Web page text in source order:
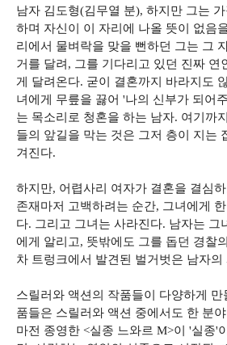
남자 김도형(김무열 분), 하지만 그는
하며 자신이 이 자리에 나올 뜻이 없음
리에서 물벼락을 맞을 뻔하던 그는 그
거를 달려, 그를 기다리고 있던 진짜 연
게 달려온다. 굳이 결혼까지 바라지도
녀에게 무릎을 끓어 '나의 신부가 되어
는 목소리로 청혼을 하는 남자. 여기까
들의 앞길을 막는 것은 그저 층이 지는
겨진다.
하지만, 어렵사리 여자가 결혼을 결심
존재마저 고백하려는 순간, 그녀에게
다. 그리고 그녀는 사라진다. 남자는 그
에게 알리고, 뜻밖에도 그를 돕던 경찰
차 트렁크에서 발견된 벌거벗은 남자의
스릴러와 액션의 작품들이 다양하게
품들은 스릴러와 액션 중에서도 한 분
마전 종영한 <실종 느와르 M>이 '실종'